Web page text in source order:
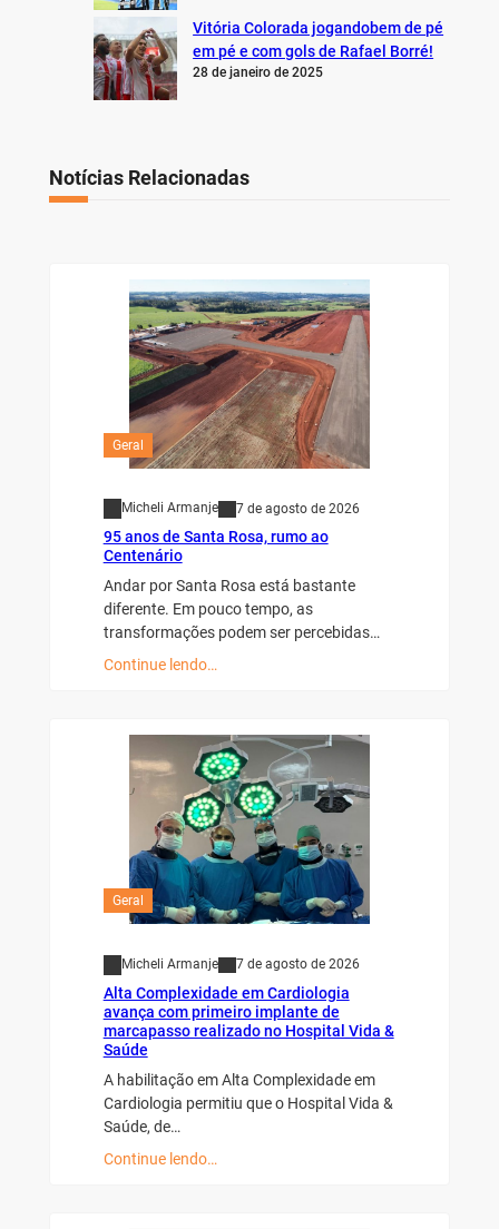
Vitória Colorada jogandobem de pé
em pé e com gols de Rafael Borré!
28 de janeiro de 2025
Notícias Relacionadas
Geral
Micheli Armanje 7 de agosto de 2026
95 anos de Santa Rosa, rumo ao
Centenário
Andar por Santa Rosa está bastante
diferente. Em pouco tempo, as
transformações podem ser percebidas…
Continue lendo…
Geral
Micheli Armanje 7 de agosto de 2026
Alta Complexidade em Cardiologia
avança com primeiro implante de
marcapasso realizado no Hospital Vida &
Saúde
A habilitação em Alta Complexidade em
Cardiologia permitiu que o Hospital Vida &
Saúde, de…
Continue lendo…